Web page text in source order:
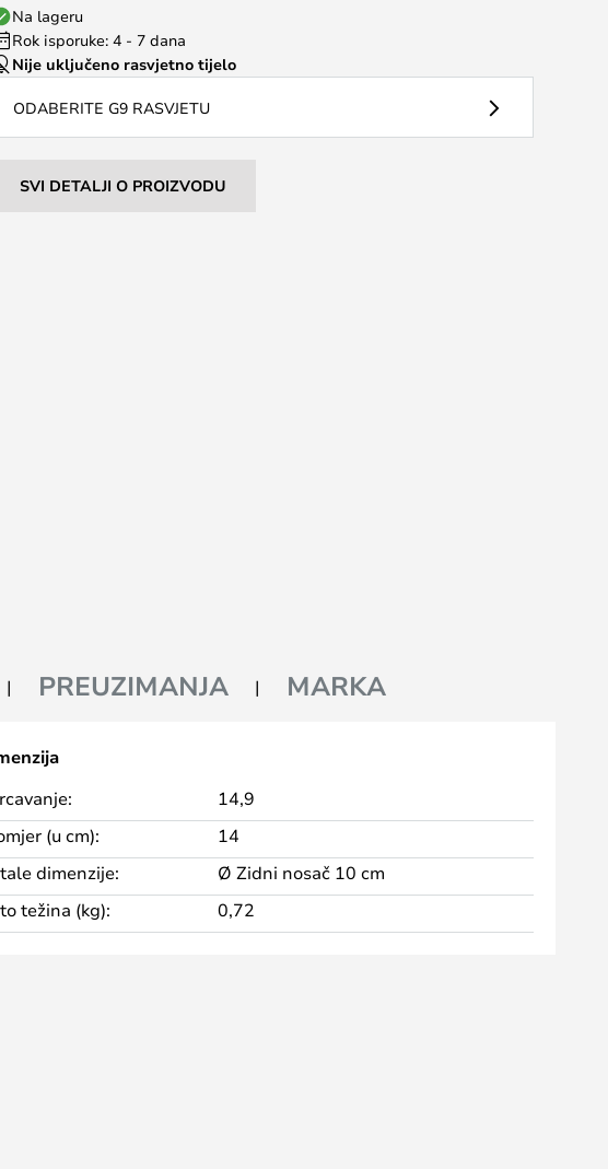
Na lageru
Rok isporuke: 4 - 7 dana
Nije uključeno rasvjetno tijelo
ODABERITE G9 RASVJETU
SVI DETALJI O PROIZVODU
PREUZIMANJA MARKA
14,9
(u cm):
14
dimenzije:
Ø Zidni nosač 10 cm
težina (kg):
0,72